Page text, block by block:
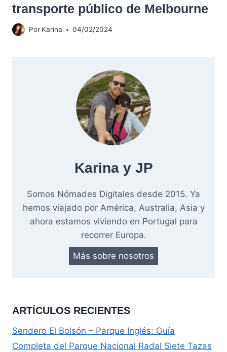
transporte público de Melbourne
Por Karina 04/02/2024
Karina y JP
Somos Nómades Digitales desde 2015. Ya
hemos viajado por América, Australia, Asia y
ahora estamos viviendo en Portugal para
recorrer Europa.
Más sobre nosotros
ARTÍCULOS RECIENTES
Sendero El Bolsón – Parque Inglés: Guía
Completa del Parque Nacional Radal Siete Tazas